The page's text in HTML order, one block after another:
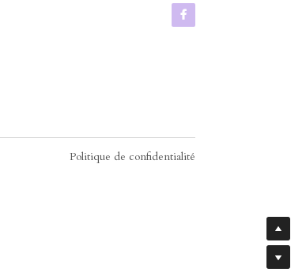
Politique de confidentialité